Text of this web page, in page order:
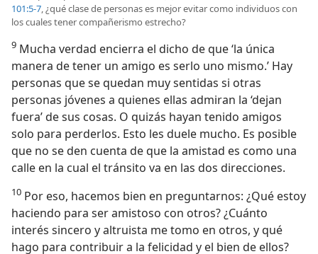
101:5-7, ¿qué clase de personas es mejor evitar como individuos con
los cuales tener compañerismo estrecho?
9 Mucha verdad encierra el dicho de que ‘la única
manera de tener un amigo es serlo uno mismo.’ Hay
personas que se quedan muy sentidas si otras
personas jóvenes a quienes ellas admiran la ‘dejan
fuera’ de sus cosas. O quizás hayan tenido amigos
solo para perderlos. Esto les duele mucho. Es posible
que no se den cuenta de que la amistad es como una
calle en la cual el tránsito va en las dos direcciones.
10 Por eso, hacemos bien en preguntarnos: ¿Qué estoy
haciendo para ser amistoso con otros? ¿Cuánto
interés sincero y altruista me tomo en otros, y qué
hago para contribuir a la felicidad y el bien de ellos?